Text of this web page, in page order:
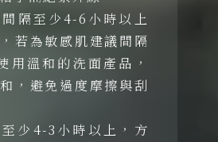
隔至少4-6小時以上
若為敏感肌建議間隔
用溫和的洗面產品，
，避免過度摩擦與刮
少4-3小時以上，方